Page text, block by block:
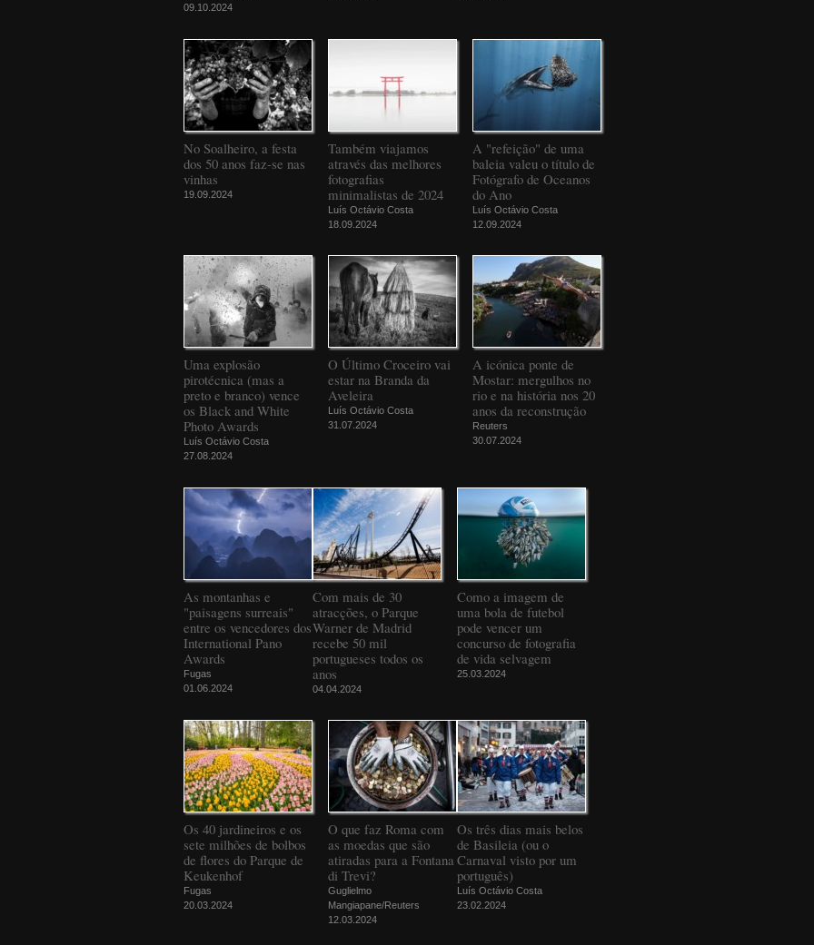
09.10.2024
No Soalheiro, a festa
dos 50 anos faz-se nas
vinhas
19.09.2024
Também viajamos
através das melhores
fotografias
minimalistas de 2024
Luís Octávio Costa
18.09.2024
A "refeição" de uma
baleia valeu o título de
Fotógrafo de Oceanos
do Ano
Luís Octávio Costa
12.09.2024
Uma explosão
pirotécnica (mas a
preto e branco) vence
os Black and White
Photo Awards
Luís Octávio Costa
27.08.2024
O Último Croceiro vai
estar na Branda da
Aveleira
Luís Octávio Costa
31.07.2024
A icónica ponte de
Mostar: mergulhos no
rio e na história nos 20
anos da reconstrução
Reuters
30.07.2024
As montanhas e
"paisagens surreais"
entre os vencedores dos
International Pano
Awards
Fugas
01.06.2024
Com mais de 30
atracções, o Parque
Warner de Madrid
recebe 50 mil
portugueses todos os
anos
04.04.2024
Como a imagem de
uma bola de futebol
pode vencer um
concurso de fotografia
de vida selvagem
25.03.2024
Os 40 jardineiros e os
sete milhões de bolbos
de flores do Parque de
Keukenhof
Fugas
20.03.2024
O que faz Roma com
as moedas que são
atiradas para a Fontana
di Trevi?
Guglielmo
Mangiapane/Reuters
12.03.2024
Os três dias mais belos
de Basileia (ou o
Carnaval visto por um
português)
Luís Octávio Costa
23.02.2024